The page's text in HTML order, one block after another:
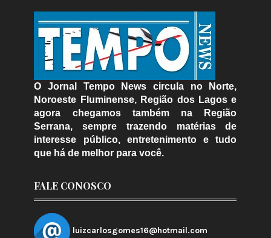
O Jornal Tempo News circula no Norte,
Noroeste Fluminense, Região dos Lagos e
agora chegamos também na Região
Serrana, sempre trazendo matérias de
interesse público, entretenimento e tudo
que há de melhor para você.
FALE CONOSCO
luizcarlosgomes16@hotmail.com